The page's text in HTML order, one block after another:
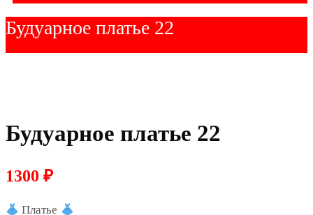
Будуарное платье 22
Будуарное платье 22
1300 ₽
Платье